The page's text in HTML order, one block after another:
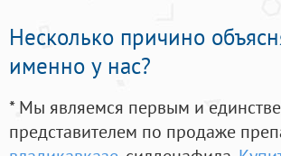
Несколько причино
именно у нас?
* Мы являемся первым и
представителем по продаже